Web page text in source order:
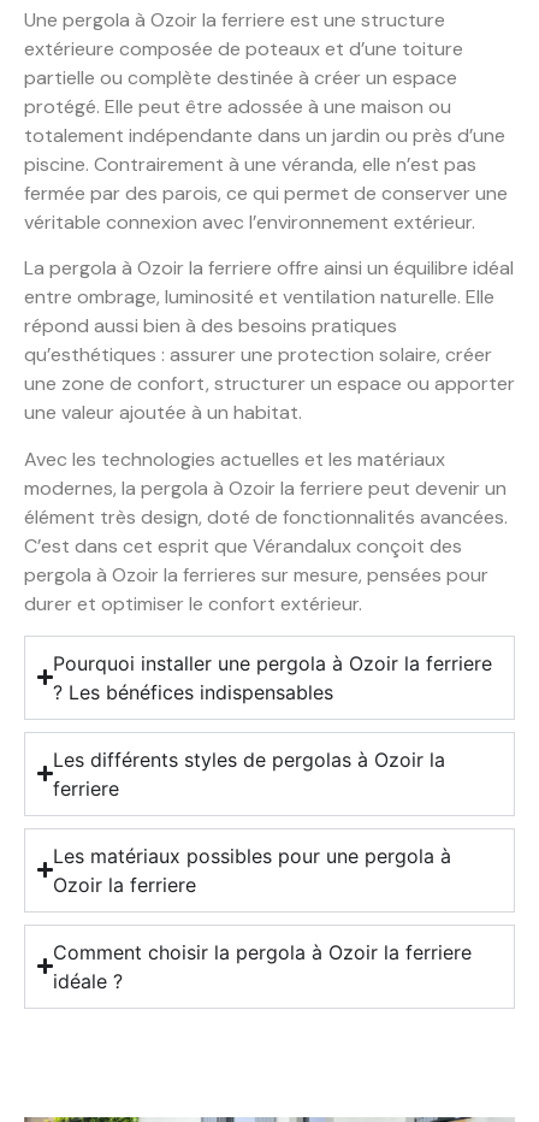
Une pergola à Ozoir la ferriere est une structure
extérieure composée de poteaux et d’une toiture
partielle ou complète destinée à créer un espace
protégé. Elle peut être adossée à une maison ou
totalement indépendante dans un jardin ou près d’une
piscine. Contrairement à une véranda, elle n’est pas
fermée par des parois, ce qui permet de conserver une
véritable connexion avec l’environnement extérieur.
La pergola à Ozoir la ferriere offre ainsi un équilibre idéal
entre ombrage, luminosité et ventilation naturelle. Elle
répond aussi bien à des besoins pratiques
qu’esthétiques : assurer une protection solaire, créer
une zone de confort, structurer un espace ou apporter
une valeur ajoutée à un habitat.
Avec les technologies actuelles et les matériaux
modernes, la pergola à Ozoir la ferriere peut devenir un
élément très design, doté de fonctionnalités avancées.
C’est dans cet esprit que Vérandalux conçoit des
pergola à Ozoir la ferrieres sur mesure, pensées pour
durer et optimiser le confort extérieur.
Pourquoi installer une pergola à Ozoir la ferriere
? Les bénéfices indispensables
Les différents styles de pergolas à Ozoir la
ferriere
Les matériaux possibles pour une pergola à
Ozoir la ferriere
Comment choisir la pergola à Ozoir la ferriere
idéale ?